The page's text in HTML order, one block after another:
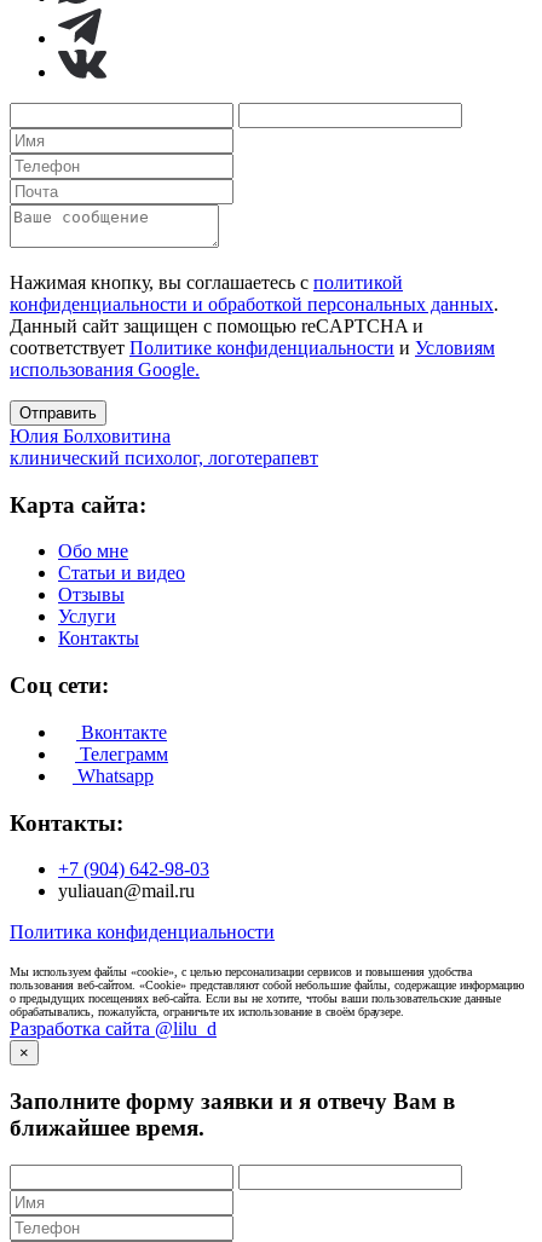
Нажимая кнопку, вы соглашаетесь с политикой
конфиденциальности и обработкой персональных данных.
Данный сайт защищен с помощью reCAPTCHA и
соответствует Политике конфиденциальности и Условиям
использования Google.
Отправить
Юлия Болховитина
клинический психолог, логотерапевт
Карта сайта:
Обо мне
Статьи и видео
Отзывы
Услуги
Контакты
Соц сети:
Вконтакте
Телеграмм
Whatsapp
Контакты:
+7 (904) 642-98-03
yuliauan@mail.ru
Политика конфиденциальности
Мы используем файлы «cookie», с целью персонализации сервисов и повышения удобства
пользования веб-сайтом. «Cookie» представляют собой небольшие файлы, содержащие информацию
о предыдущих посещениях веб-сайта. Если вы не хотите, чтобы ваши пользовательские данные
обрабатывались, пожалуйста, ограничьте их использование в своём браузере.
Разработка сайта @lilu_d
×
Заполните форму заявки и я отвечу Вам в
ближайшее время.